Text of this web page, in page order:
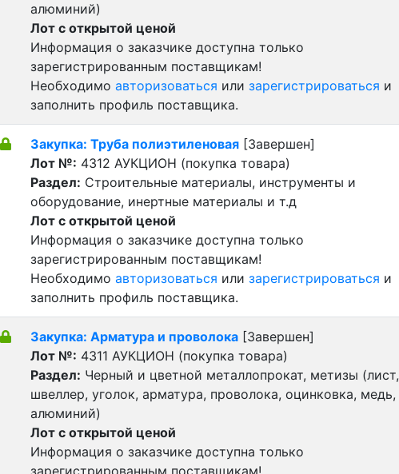
алюминий)
Лот с открытой ценой
Информация о заказчике доступна только
зарегистрированным поставщикам!
Необходимо авторизоваться или зарегистрироваться и
заполнить профиль поставщика.
Закупка: Труба полиэтиленовая [Завершен]
Лот №: 4312 АУКЦИОН (покупка товара)
Раздел: Строительные материалы, инструменты и
оборудование, инертные материалы и т.д
Лот с открытой ценой
Информация о заказчике доступна только
зарегистрированным поставщикам!
Необходимо авторизоваться или зарегистрироваться и
заполнить профиль поставщика.
Закупка: Арматура и проволока [Завершен]
Лот №: 4311 АУКЦИОН (покупка товара)
Раздел: Черный и цветной металлопрокат, метизы (лист,
швеллер, уголок, арматура, проволока, оцинковка, медь,
алюминий)
Лот с открытой ценой
Информация о заказчике доступна только
зарегистрированным поставщикам!